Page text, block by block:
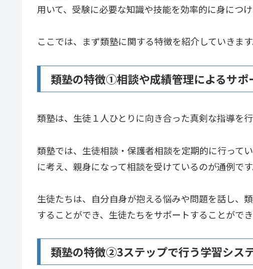
用いて、受験に必要な知識や技能を効率的に身につけ
ここでは、まず類塾に関する特徴を紹介していきます
類塾の特徴①相談や成績管理によるサポ
類塾は、生徒１人ひとりに向き合った真剣な指導を行
類塾では、生徒相談・保護者相談を定期的に行って
に考え、親身になって相談を受けているのが通例です
生徒たちは、自分自身が抱える悩みや問題を話し、
することができ、生徒たちをサポートすることができ
類塾の特徴②3ステップで行う学習シス